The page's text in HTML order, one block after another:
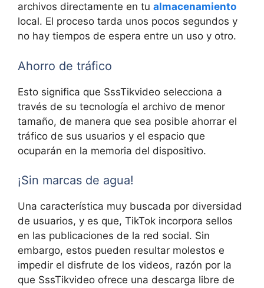
archivos directamente en tu almacenamiento
local. El proceso tarda unos pocos segundos y
no hay tiempos de espera entre un uso y otro.
Ahorro de tráfico
Esto significa que SssTikvideo selecciona a
través de su tecnología el archivo de menor
tamaño, de manera que sea posible ahorrar el
tráfico de sus usuarios y el espacio que
ocuparán en la memoria del dispositivo.
¡Sin marcas de agua!
Una característica muy buscada por diversidad
de usuarios, y es que, TikTok incorpora sellos
en las publicaciones de la red social. Sin
embargo, estos pueden resultar molestos e
impedir el disfrute de los videos, razón por la
que SssTikvideo ofrece una descarga libre de